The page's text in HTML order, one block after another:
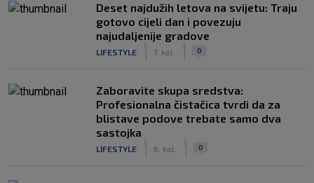
Deset najdužih letova na svijetu: Traju
gotovo cijeli dan i povezuju
najudaljenije gradove
LIFESTYLE 7. kol. 0
Zaboravite skupa sredstva:
Profesionalna čistačica tvrdi da za
blistave podove trebate samo dva
sastojka
LIFESTYLE 6. kol. 0